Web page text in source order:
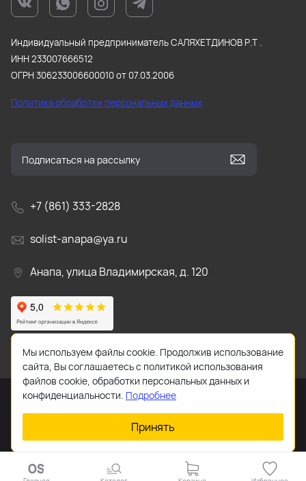
Индивидуальный предприниматель САЛЯХЕТДИНОВ Р.Т .
ИНН 233007666512
ОГРН 306233006600010 от 07.03.2006
Политика обработки персональных данных
+7 (861) 333-2828
solist-anapa@ya.ru
Анапа, улица Владимирская, д. 120
2026 © Все права защищены.
Мы используем файлы cookie. Продолжив использование
сайта, Вы соглашаетесь с политикой использования
файлов cookie, обработки персональных данных и
конфиденциальности. Подробнее
Принять